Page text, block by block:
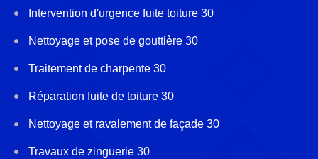
Intervention d'urgence fuite toiture 30
Nettoyage et pose de gouttière 30
Traitement de charpente 30
Réparation fuite de toiture 30
Nettoyage et ravalement de façade 30
Travaux de zinguerie 30